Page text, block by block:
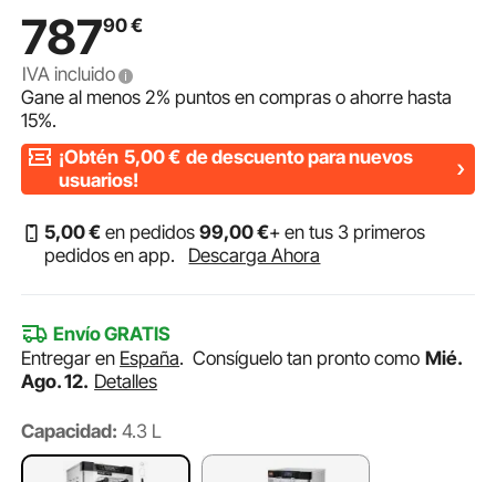
78790€
IVA incluido
Gane al menos2% puntos en compras o ahorre hasta
15%.
¡Obtén 5,00€ de descuento para nuevos
usuarios!
5,00€ en pedidos99,00€+ en tus 3 primeros
pedidos en app.
Descarga Ahora
Envío GRATIS
Entregar en España.Consíguelo tan pronto como Mié.
Ago. 12. Detalles
Capacidad: 4.3 L